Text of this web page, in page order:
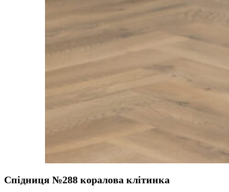
Спідниця №288 коралова клітинка